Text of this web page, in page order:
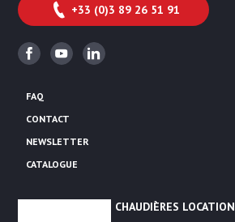
+33 (0)3 89 26 51 91
FacebookYoutubeLinkedin
FAQ
CONTACT
NEWSLETTER
CATALOGUE
CHAUDIÈRES LOCATION